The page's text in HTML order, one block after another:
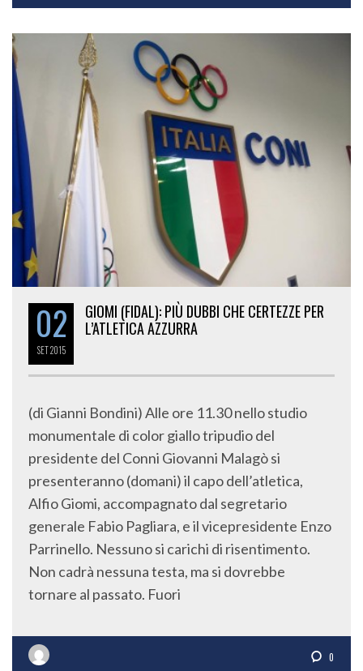
02
SET2015
GIOMI (FIDAL): PIÙ DUBBI CHE CERTEZZE PER
L’ATLETICA AZZURRA
(di Gianni Bondini) Alle ore 11.30 nello studio
monumentale di color giallo tripudio del
presidente del Conni Giovanni Malagò si
presenteranno (domani) il capo dell’atletica,
Alfio Giomi, accompagnato dal segretario
generale Fabio Pagliara, e il vicepresidente Enzo
Parrinello. Nessuno si carichi di risentimento.
Non cadrà nessuna testa, ma si dovrebbe
tornare al passato. Fuori
0